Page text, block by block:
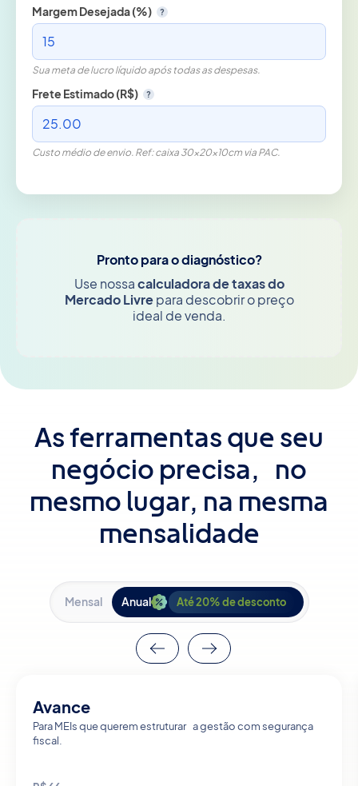
Margem Desejada (%) ?
Sua meta de lucro líquido após todas as despesas.
Frete Estimado (R$) ?
Custo médio de envio. Ref: caixa 30×20×10cm via PAC.
Pronto para o diagnóstico?
Use nossa calculadora de taxas do
Mercado Livrepara descobrir o preço
ideal de venda.
As ferramentas que seu
negócio precisa, no
mesmo lugar, na mesma
mensalidade
Mensal Anual Até 20% de desconto
Avance
Para MEIs que querem estruturar a gestão com segurança
fiscal.